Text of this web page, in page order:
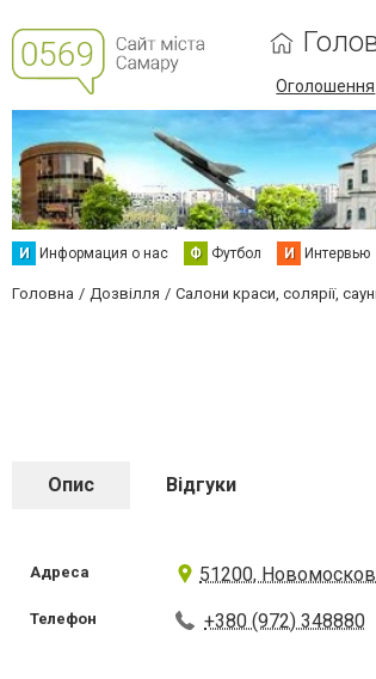
Оголошення
И Информация о нас Ф Футбол И Интервью
Головна Дозвілля Салони краси, солярії,
Опис Відгуки
Адреса 51200,
Телефон +380 (972) 348880